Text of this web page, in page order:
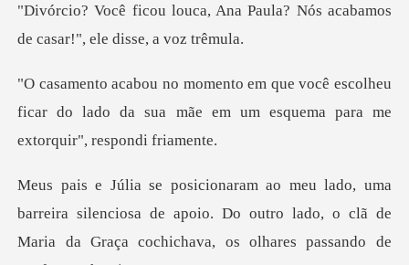
Sair
na Paula? Nós acabamos
de casa
escolheu
ficar do lado da sua mãe em um esq
ra silenciosa de apoio. Do outro lado, o clã de
Maria da